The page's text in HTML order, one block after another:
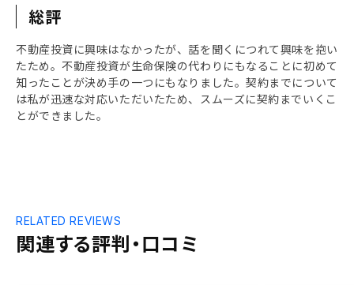
総評
不動産投資に興味はなかったが、話を聞くにつれて興味を抱い
たため。不動産投資が生命保険の代わりにもなることに初めて
知ったことが決め手の一つにもなりました。契約までについて
は私が迅速な対応いただいたため、スムーズに契約までいくこ
とができました。
関連する評判・口コミ
RELATED REVIEWS